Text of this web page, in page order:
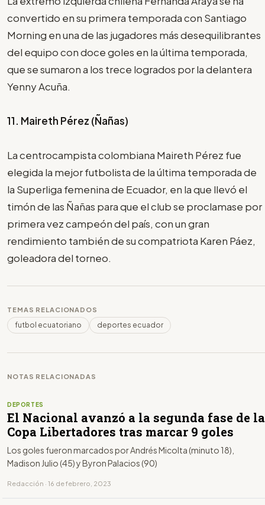
convertido en su primera temporada con Santiago
Morning en una de las jugadores más desequilibrantes
del equipo con doce goles en la última temporada,
que se sumaron a los trece logrados por la delantera
Yenny Acuña.
11. Maireth Pérez (Ñañas)
La centrocampista colombiana Maireth Pérez fue
elegida la mejor futbolista de la última temporada de
la Superliga femenina de Ecuador, en la que llevó el
timón de las Ñañas para que el club se proclamase por
primera vez campeón del país, con un gran
rendimiento también de su compatriota Karen Páez,
goleadora del torneo.
TEMAS RELACIONADOS
futbol ecuatoriano deportes ecuador
NOTAS RELACIONADAS
DEPORTES
El Nacional avanzó a la segunda fase de la
Copa Libertadores tras marcar 9 goles
Los goles fueron marcados por Andrés Micolta (minuto 18),
Madison Julio (45) y Byron Palacios (90)
Redacción · 16 de febrero, 2023